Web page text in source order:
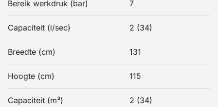
Bereik werkdruk (bar) 7
Capaciteit (l/sec) 2 (34)
Breedte (cm) 131
Hoogte (cm) 115
Capaciteit (m³) 2 (34)